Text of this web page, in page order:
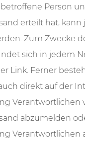
Person
erteilt hat, kann
Zum Zwecke
sich in jedem
Link. Ferner
direkt auf der
Verantwortlichen
abzumelden
Verantwortlichen